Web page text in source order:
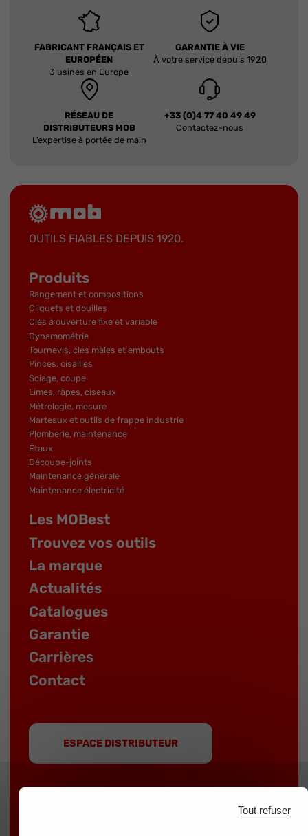
FABRICANT FRANÇAIS ET
EUROPÉEN
3 usines en Europe
GARANTIE À VIE
À votre service depuis 1920
RÉSEAU DE
DISTRIBUTEURS MOB
L’expertise à portée de main
+33 (0)4 77 40 49 49
Contactez-nous
OUTILS FIABLES DEPUIS 1920.
Produits
Rangement et compositions
Cliquets et douilles
Clés à ouverture fixe et variable
Dynamométrie
Tournevis, clés mâles et embouts
Pinces, cisailles
Sciage, coupe
Limes, râpes, ciseaux
Métrologie, mesure
Marteaux et outils de frappe industrie
Plomberie, maintenance
Étaux
Découpe-joints
Maintenance générale
Maintenance électricité
Les MOBest
Trouvez vos outils
La marque
Actualités
Catalogues
Garantie
Carrières
Contact
ESPACE DISTRIBUTEUR
Tout refuser